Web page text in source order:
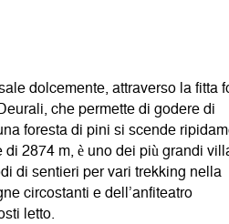
dolcemente, attraverso la fitta
che permette di godere di
foresta di pini si scende
2874 m, è uno dei più grandi
di sentieri per vari trekking nella
circostanti e dell’anfiteatro
letto.